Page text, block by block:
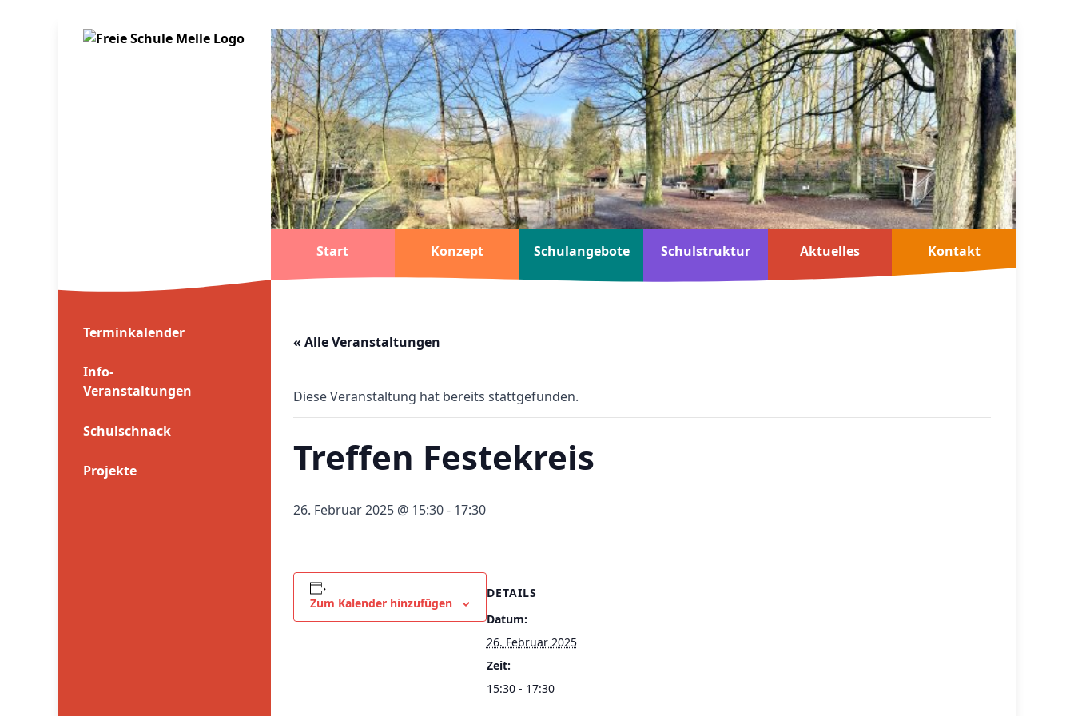
Start Konzept Schulangebote Schulstruktur Aktuelles Kontakt
Terminkalender
Info-
Veranstaltungen
Schulschnack
Projekte
« Alle Veranstaltungen
Diese Veranstaltung hat bereits stattgefunden.
Treffen Festekreis
26. Februar 2025 @ 15:30- 17:30
Zum Kalender hinzufügen
DETAILS
Datum:
26. Februar 2025
Zeit:
15:30 - 17:30